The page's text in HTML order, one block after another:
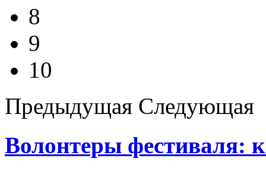
8
9
10
Предыдущая Следующая
Волонтеры фестиваля: